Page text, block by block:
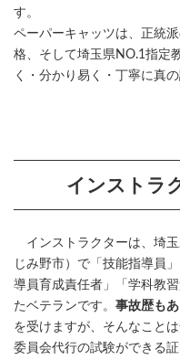
す。
ペーパーキャッツは、正統
格、そして埼玉県NO.1指定
く・分かり易く・丁寧に真
インストラ
インストラクターは、埼
じみ野市）で「技能指導員
導員育成責任者」「学科教
たベテランです。 事故歴もあ
を受けますが、そんなこと
委員会代行の試験ができる証